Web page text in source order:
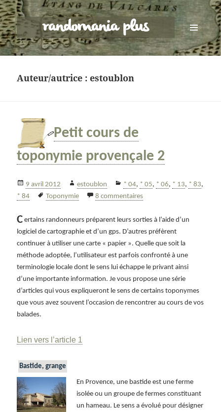
randomania plus
MENU
ET
WIDGETS
Auteur/autrice :estoublon
Petit cours de
toponymie provençale 2
Publié
le
9 avril 2012 Auteur
estoublon Catégories
* 04, * 05, * 06, * 13, * 83,
* 84
Mots-
Toponymie 8 commentairessur Petit cours de
C ertains randonneurs préparent leurs sorties à l’aide d’un
logiciel de cartographie et d’un gps. D’autres préfèrent
continuer à utiliser une carte « papier ». Quelle que soit la
méthode adoptée, l’utilisateur est parfois confronté à une
terminologie locale dont le sens lui échappe le privant ainsi
d’une importante information. Je vous propose une série
d’articles qui vous expliqueront le sens de certains toponymes
que vous avez souvent l’occasion de rencontrer au cours de vos
balades.
Lien vers l’article 1
Bastide, grange
En Provence, une bastide est une ferme
isolée ou un groupe de fermes constituant
un hameau. Le sens a évolué pour désigner